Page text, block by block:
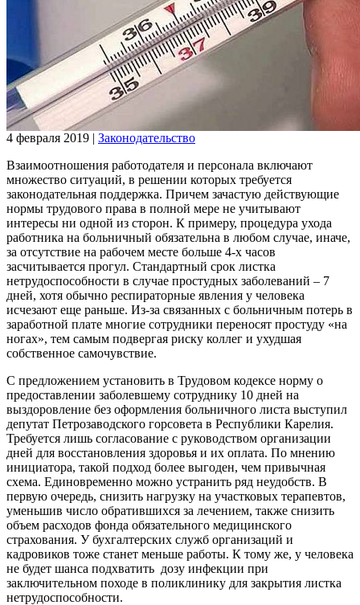
4 февраля 2019 | Законодательство
Взаимоотношения работодателя и персонала включают
множество ситуаций, в решении которых требуется
законодательная поддержка. Причем зачастую действующие
нормы трудового права в полной мере не учитывают
интересы ни одной из сторон. К примеру, процедура ухода
работника на больничный обязательна в любом случае, иначе,
за отсутствие на рабочем месте больше 4-х часов
засчитывается прогул. Стандартный срок листка
нетрудоспособности в случае простудных заболеваний – 7
дней, хотя обычно респираторные явления у человека
исчезают еще раньше. Из-за связанных с больничным потерь в
заработной плате многие сотрудники переносят простуду «на
ногах», тем самым подвергая риску коллег и ухудшая
собственное самочувствие.
С предложением установить в Трудовом кодексе норму о
предоставлении заболевшему сотруднику 10 дней на
выздоровление без оформления больничного листа выступил
депутат Петрозаводского горсовета в Республики Карелия.
Требуется лишь согласование с руководством организации
дней для восстановления здоровья и их оплата. По мнению
инициатора, такой подход более выгоден, чем привычная
схема. Единовременно можно устранить ряд неудобств. В
первую очередь, снизить нагрузку на участковых терапевтов,
уменьшив число обратившихся за лечением, также снизить
объем расходов фонда обязательного медицинского
страхования. У бухгалтерских служб организаций и
кадровиков тоже станет меньше работы. К тому же, у человека
не будет шанса подхватить дозу инфекции при
заключительном походе в поликлинику для закрытия листка
нетрудоспособности.